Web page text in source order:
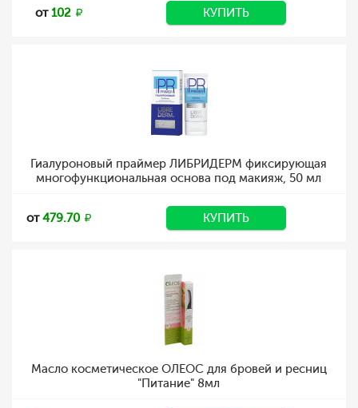
от102 КУПИТЬ
Гиалуроновый праймер ЛИБРИДЕРМ фиксирующая
многофункциональная основа под макияж, 50 мл
от479.70 КУПИТЬ
Масло косметическое ОЛЕОС для бровей и ресниц
"Питание" 8мл